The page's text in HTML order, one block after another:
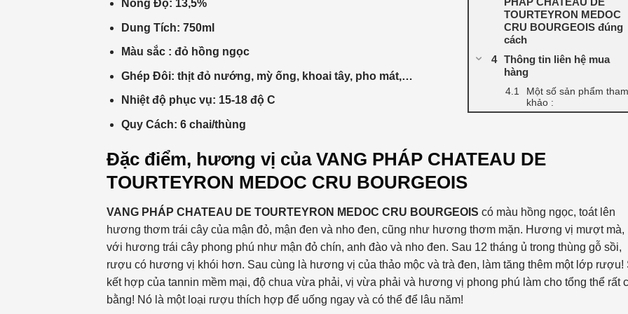
TOURTEYRON MEDOC
CRU BOURGEOIS đúng
cách
Thông tin liên hệ mua
hàng
Một số sản phẩm tham
khảo :
Nồng Độ: 13,5%
Dung Tích: 750ml
Màu sắc : đỏ hồng ngọc
Ghép Đôi: thịt đỏ nướng, mỳ ống, khoai tây, pho mát,…
Nhiệt độ phục vụ: 15-18 độ C
Quy Cách: 6 chai/thùng
Đặc điểm, hương vị của VANG PHÁP CHATEAU DE
TOURTEYRON MEDOC CRU BOURGEOIS
VANG PHÁP CHATEAU DE TOURTEYRON MEDOC CRU BOURGEOIS có màu hồng ngọc, toát lên
hương thơm trái cây của mận đỏ, mận đen và nho đen, cũng như hương thơm mặn. Hương vị mượt mà,
với hương trái cây phong phú như mận đỏ chín, anh đào và nho đen. Sau 12 tháng ủ trong thùng gỗ sồi,
rượu có hương vị khói hơn. Sau cùng là hương vị của thảo mộc và trà đen, làm tăng thêm một lớp rượu!
kết hợp của tannin mềm mại, độ chua vừa phải, vị vừa phải và hương vị phong phú làm cho tổng thể rất
bằng! Nó là một loại rượu thích hợp để uống ngay và có thể để lâu năm!